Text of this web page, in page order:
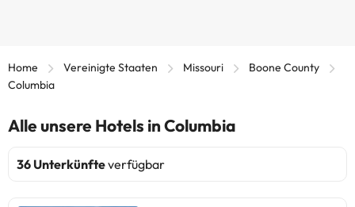
Home Vereinigte Staaten Missouri
Boone County
Columbia
Alle unsere Hotels in Columbia
36 Unterkünfteverfügbar